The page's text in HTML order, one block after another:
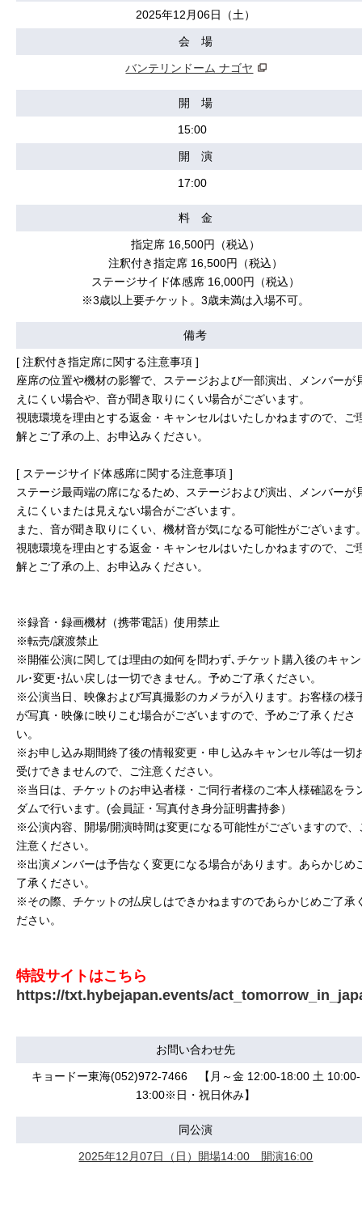
2025年12月06日（土）
会 場
バンテリンドーム ナゴヤ
開 場
15:00
開 演
17:00
料 金
指定席 16,500円（税込）
注釈付き指定席 16,500円（税込）
ステージサイド体感席 16,000円（税込）
※3歳以上要チケット。3歳未満は入場不可。
備考
[ 注釈付き指定席に関する注意事項 ]
座席の位置や機材の影響で、ステージおよび一部演出、メンバーが
えにくい場合や、音が聞き取りにくい場合がございます。
視聴環境を理由とする返金・キャンセルはいたしかねますので、ご
解とご了承の上、お申込みください。
[ ステージサイド体感席に関する注意事項 ]
ステージ最両端の席になるため、ステージおよび演出、メンバーが
えにくいまたは見えない場合がございます。
また、音が聞き取りにくい、機材音が気になる可能性がございます
視聴環境を理由とする返金・キャンセルはいたしかねますので、ご
解とご了承の上、お申込みください。
※録音・録画機材（携帯電話）使用禁止
※転売/譲渡禁止
※開催公演に関しては理由の如何を問わず､チケット購入後のキャ
ル･変更･払い戻しは一切できません。予めご了承ください。
※公演当日、映像および写真撮影のカメラが入ります。お客様の様
が写真・映像に映りこむ場合がございますので、予めご了承くださ
い。
※お申し込み期間終了後の情報変更・申し込みキャンセル等は一切
受けできませんので、ご注意ください。
※当日は、チケットのお申込者様・ご同行者様のご本人様確認をラ
ダムで行います。(会員証・写真付き身分証明書持参）
※公演内容、開場/開演時間は変更になる可能性がございますので、
注意ください。
※出演メンバーは予告なく変更になる場合があります。あらかじめ
了承ください。
※その際、チケットの払戻しはできかねますのであらかじめご了承
ださい。
特設サイトはこちら
https://txt.hybejapan.events/
お問い合わせ先
キョードー東海(052)972-7466 【月～金 12:00-18:00 土 10:00-
13:00※日・祝日休み】
同公演
2025年12月07日（日）開場14:00 開演16:00